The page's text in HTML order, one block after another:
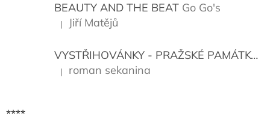
BEAUTY AND THE BEAT Go Go's
Hodnocení produktu je 5 z 5 hvězdiček.
| Jiří Matějů
VYSTŘIHOVÁNKY - PRAŽSKÉ PAMÁTKY
Hodnocení produktu je 5 z 5 hvězdiček.
| roman sekanina
****